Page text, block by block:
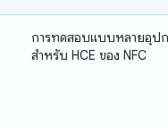
การทดสอบแบบหลายอุป
สำหรับ HCE ของ NFC